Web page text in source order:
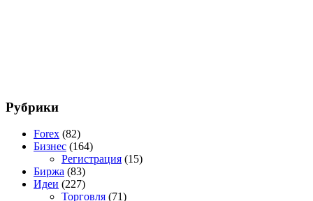
Рубрики
Forex (82)
Бизнес (164)
Регистрация (15)
Биржа (83)
Идеи (227)
Торговля (71)